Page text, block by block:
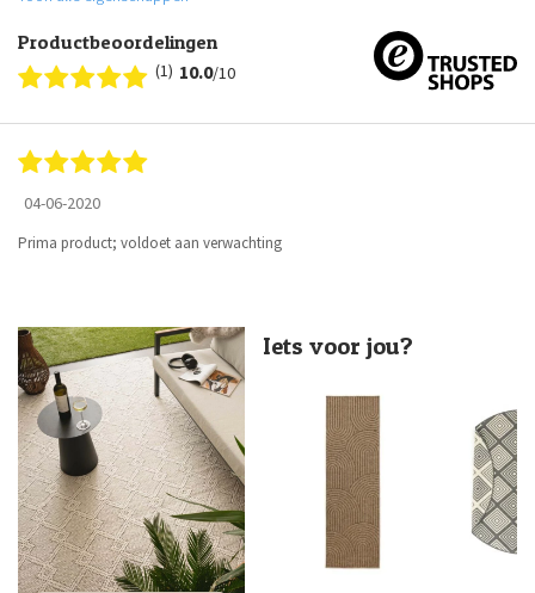
Productbeoordelingen
(1) 10.0/10
04-06-2020
Prima product; voldoet aan verwachting
Iets voor jou?